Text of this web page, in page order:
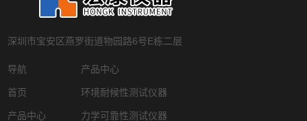
深圳市宝安区燕罗街道物园路6号E栋二层
导航
首页
产品中心
产品中心
环境耐候性测试仪器
力学可靠性测试仪器